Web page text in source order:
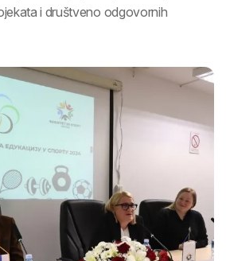
i društveno odgovornih